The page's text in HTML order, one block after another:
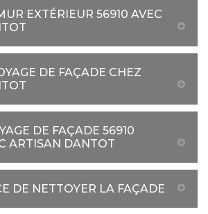
EXTÉRIEUR 56910 AVEC
DE FAÇADE CHEZ
DE FAÇADE 56910
ARTISAN DANTOT
DE NETTOYER LA FAÇADE